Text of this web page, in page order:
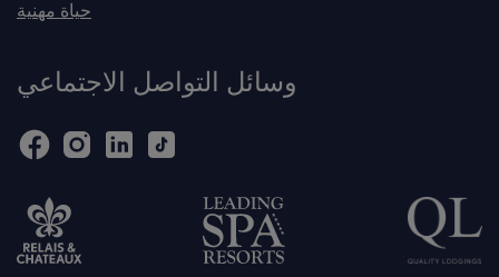
حياة مهنية
وسائل التواصل الاجتماعي